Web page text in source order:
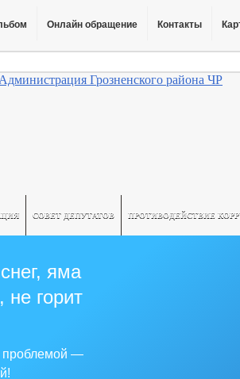
Онлайн обращение Контакты
СОВЕТ ДЕПУТАТОВ ПРОТИВОДЕЙСТВИЕ
яма
не горит
проблемой —